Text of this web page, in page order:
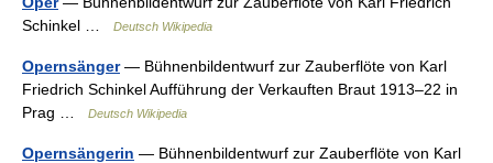
Schinkel …
Deutsch Wikipedia
Opernsänger— Bühnenbildentwurf zur Zauberflöte von Karl
Friedrich Schinkel Aufführung der Verkauften Braut 1913–22 in
Prag …
Deutsch Wikipedia
Opernsängerin — Bühnenbildentwurf zur Zauberflöte von Karl